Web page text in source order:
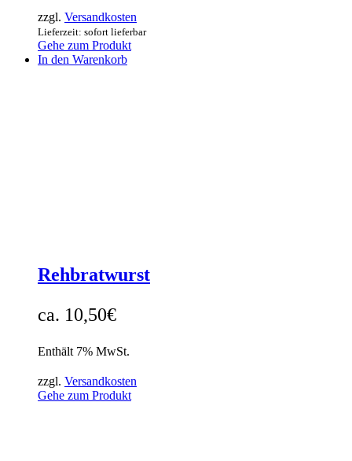
zzgl. Versandkosten
Lieferzeit: sofort lieferbar
Gehe zum Produkt
In den Warenkorb
Rehbratwurst
10,50€
Enthält 7% MwSt.
zzgl. Versandkosten
Gehe zum Produkt